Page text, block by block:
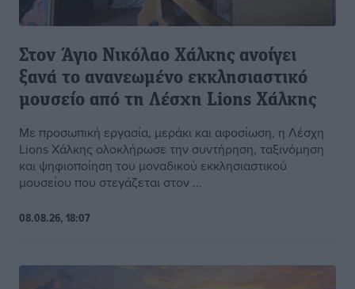
Στον Άγιο Νικόλαο Χάλκης ανοίγει
ξανά το ανανεωμένο εκκλησιαστικό
μουσείο από τη Λέσχη Lions Χάλκης
Με προσωπική εργασία, μεράκι και αφοσίωση, η Λέσχη
Lions Χάλκης ολοκλήρωσε την συντήρηση, ταξινόμηση
και ψηφιοποίηση του μοναδικού εκκλησιαστικού
μουσείου που στεγάζεται στον ...
08.08.26, 18:07